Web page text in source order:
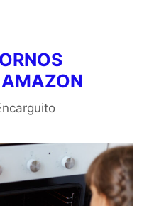
AMAZON